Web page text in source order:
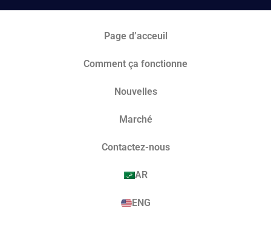
Page d’acceuil
Comment ça fonctionne
Nouvelles
Marché​
Contactez-nous
AR
ENG